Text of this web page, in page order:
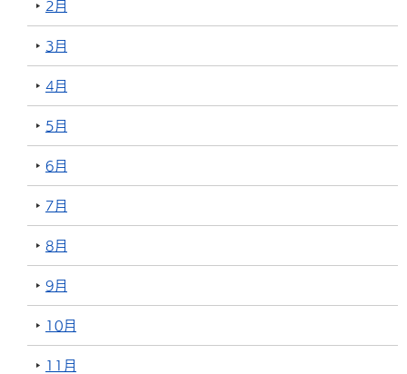
2月
3月
4月
5月
6月
7月
8月
9月
10月
11月